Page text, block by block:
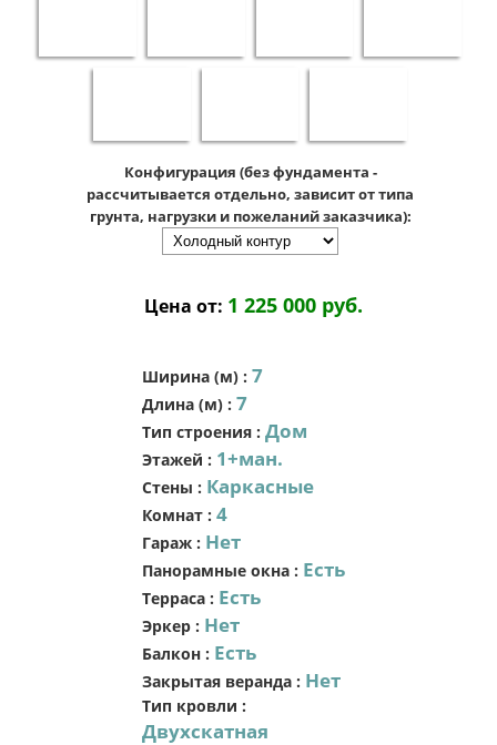
Конфигурация (без фундамента -
рассчитывается отдельно, зависит от типа
грунта, нагрузки и пожеланий заказчика):
Цена от: 1 225 000 руб.
Ширина (м) : 7
Длина (м) : 7
Тип строения : Дом
Этажей : 1+ман.
Стены : Каркасные
Комнат : 4
Гараж : Нет
Панорамные окна : Есть
Терраса : Есть
Эркер : Нет
Балкон : Есть
Закрытая веранда : Нет
Тип кровли :
Двухскатная